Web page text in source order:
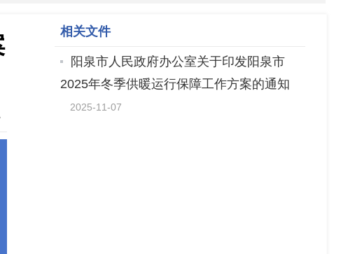
相关文件
阳泉市人民政府办公室关于印发阳泉市
2025年冬季供暖运行保障工作方案的通知
2025-11-07